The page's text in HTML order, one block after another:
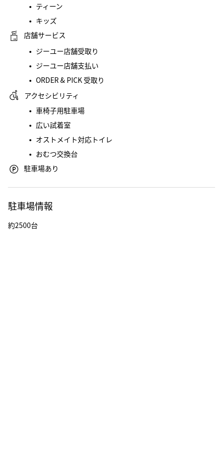
ティーン
キッズ
店舗サービス
ジーユー店舗受取り
ジーユー店舗支払い
ORDER & PICK 受取り
アクセシビリティ
車椅子用駐車場
広い試着室
オストメイト対応トイレ
おむつ交換台
駐車場あり
駐車場情報
約2500台